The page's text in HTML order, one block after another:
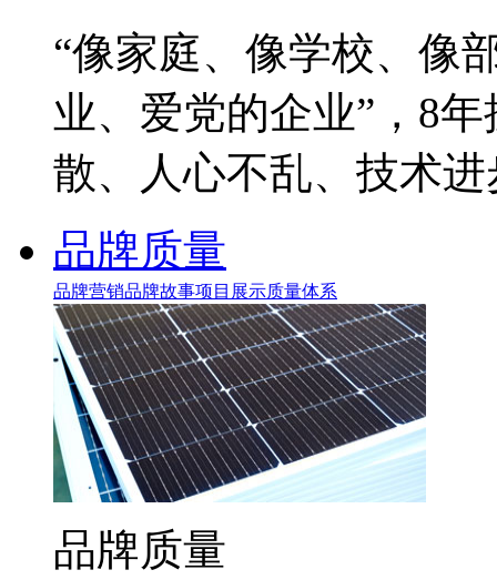
“像家庭、像学校、像
业、爱党的企业”，8
散、人心不乱、技术
品牌质量
品牌营销品牌故事项目展示质量体系
品牌质量